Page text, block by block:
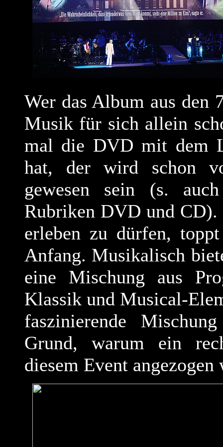
Wer das Album aus den
Musik für sich allein
mal die DVD mit dem
hat, der wird schon
gewesen sein (s.
Rubriken DVD und CD).
erleben zu dürfen,
Anfang. Musikalisch
eine Mischung aus
Klassik und Musical-
faszinierende
Grund, warum ein
diesem Event angezogen